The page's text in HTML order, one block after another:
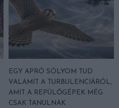
EGY APRÓ SÓLYOM TUD
VALAMIT A TURBULENCIÁRÓL,
AMIT A REPÜLŐGÉPEK MÉG
CSAK TANULNAK